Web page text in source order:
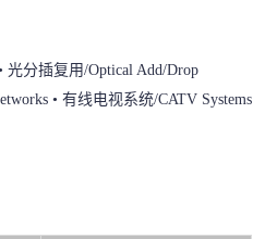
光分插复用/Optical Add/Drop
• 有线电视系统/CATV Systems